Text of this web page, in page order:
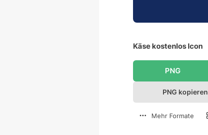
Käse kostenlos Icon
PNG
PNG kopieren
Mehr Formate